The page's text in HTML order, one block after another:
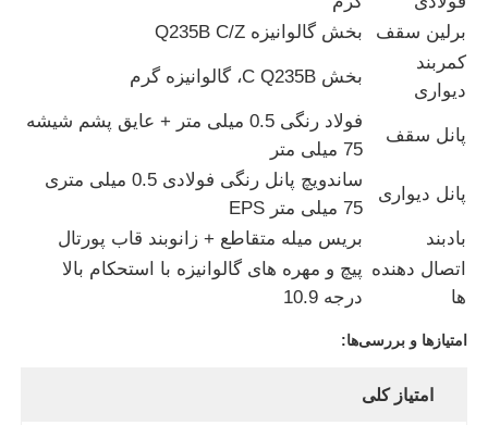
انبار سازه فولادی
ساختمان فولاد تجاری
ساختارهای معدن
هنجر هواپیما ساختاری فولادی
مواد ساختاری فولاد
ساختمان فولادی خانه مرغ
برلین سقف
بخش گالوانیزه Q235B C/Z
کمربند
دیواری
بخش C Q235B، گالوانیزه گرم
پانل سقف
فولاد رنگی 0.5 میلی متر + عایق پشم شیشه
75 میلی متر
پانل دیواری
ساندویچ پانل رنگی فولادی 0.5 میلی متری
75 میلی متر EPS
بادبند
بریس میله متقاطع + زانوبند قاب پورتال
اتصال دهنده
ها
پیچ و مهره های گالوانیزه با استحکام بالا
درجه 10.9
امتیازها و بررسی‌ها:
امتیاز کلی